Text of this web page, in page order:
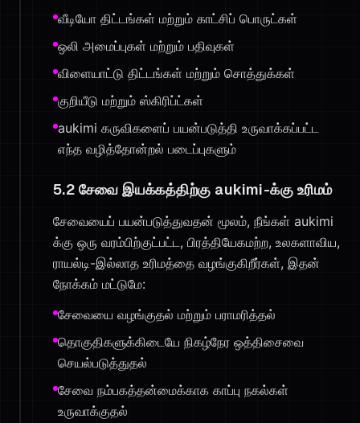
வீடியோ திட்டங்கள் மற்றும் காட்சிப் பொருட்கள்
ஒலி அமைப்புகள் மற்றும் பதிவுகள்
விளையாட்டு திட்டங்கள் மற்றும் சொத்துக்கள்
குறியீடு மற்றும் ஸ்கிரிப்ட்கள்
aukimi கருவிகளைப் பயன்படுத்தி உருவாக்கப்பட்ட
எந்த வழித்தோன்றல் படைப்புகளும்
5.2 சேவை இயக்கத்திற்கு aukimi-க்கு உரிமம்
சேவையைப் பயன்படுத்துவதன் மூலம், நீங்கள் aukimi
க்கு ஒரு வரம்பிற்குட்பட்ட, பிரத்தியேகமற்ற, உலகளாவிய,
ராயல்டி-இல்லாத உரிமத்தை வழங்குகிறீர்கள், இதன்
நோக்கம் மட்டுமே:
சேவையை வழங்குதல் மற்றும் பராமரித்தல்
தொகுதிகளுக்கிடையே நிகழ்நேர ஒத்திசைவை
செயல்படுத்துதல்
சேவை நம்பகத்தன்மைக்காக காப்பு நகல்கள்
உருவாக்குதல்